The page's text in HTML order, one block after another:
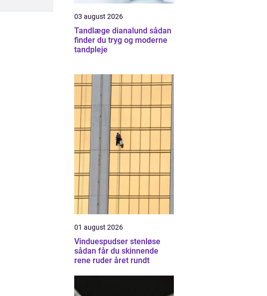
03 august 2026
Tandlæge dianalund sådan
finder du tryg og moderne
tandpleje
01 august 2026
Vinduespudser stenløse
sådan får du skinnende
rene ruder året rundt